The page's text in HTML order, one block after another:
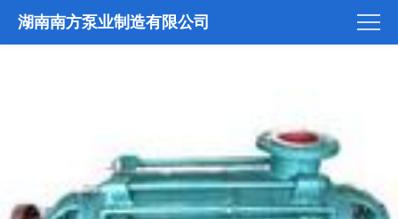
湖南南方泵业制造有限公司